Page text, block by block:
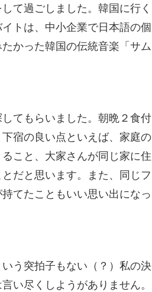
て過ごしました。韓国に行く
トは、中小企業で日本語の個
かった韓国の伝統音楽「サム
てもらいました。朝晩２食付
宿の良い点といえば、家庭の
こと、大家さんが同じ家に住
だと思います。また、同じフ
てたこともいい思い出になっ
う突拍子もない（？）私の決
い尽くしようがありません。